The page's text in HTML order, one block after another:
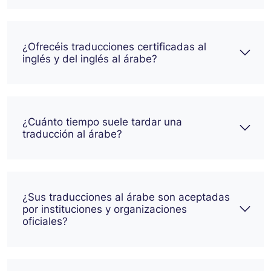
¿Ofrecéis traducciones certificadas al
inglés y del inglés al árabe?
¿Cuánto tiempo suele tardar una
traducción al árabe?
¿Sus traducciones al árabe son aceptadas
por instituciones y organizaciones
oficiales?